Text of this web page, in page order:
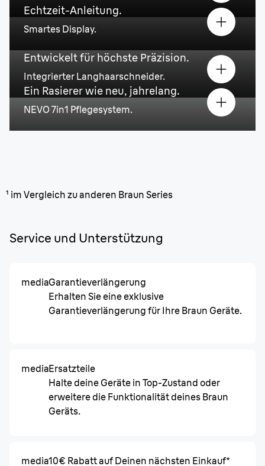
Echtzeit-Anleitung.
Smartes Display.
Entwickelt für höchste Präzision.
Integrierter Langhaarschneider.
Ein Rasierer wie neu, jahrelang.
NEVO 7in1 Pflegesystem.
¹ im Vergleich zu anderen Braun Series
Service und Unterstützung
mediaGarantieverlängerung
Erhalten Sie eine exklusive
Garantieverlängerung für Ihre Braun Geräte.
mediaErsatzteile
Halte deine Geräte in Top-Zustand oder
erweitere die Funktionalität deines Braun
Geräts.
media10€ Rabatt auf Deinen nächsten Einkauf*